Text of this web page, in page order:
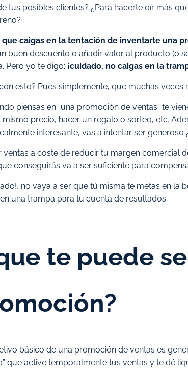
tus posibles clientes? ¿Para hacerte oír más
caigas en la tentación de inventarte una
buen descuento o añadir valor al producto (o
Pero yo te digo: ¡cuidado, no caigas en la
esto? Pues simplemente, que muchas
piensas en “una promoción de ventas” te
precio, hacer un regalo o sorteo, etc.
interesante, vas a intentar ser generoso
ventas a coste de reducir tu margen comercial
conseguirás va a ser suficiente para
no vaya a ser que tú misma te metas en la
una trampa para tu cuenta de resultados.
te puede
básico de una promoción de ventas es
que active temporalmente tus ventas y te dé